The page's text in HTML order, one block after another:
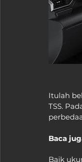
Itulah
TSS.
Baca
Baik